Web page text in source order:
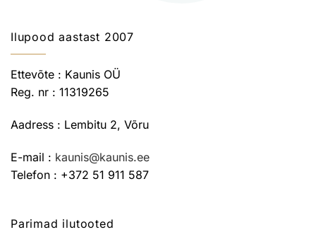
Ilupood aastast 2007
Ettevõte : Kaunis OÜ
Reg. nr : 11319265
Aadress : Lembitu 2, Võru
E-mail : kaunis@kaunis.ee
Telefon : +372 51 911 587
Parimad ilutooted